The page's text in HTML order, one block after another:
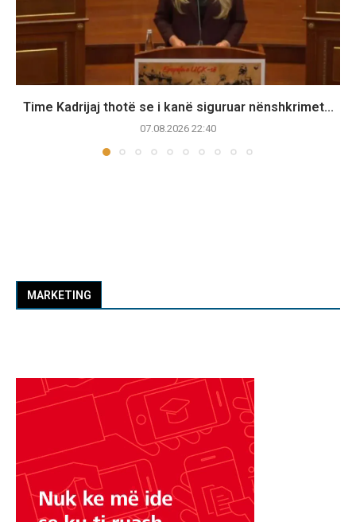
Time Kadrijaj thotë se i kanë siguruar nënshkrimet...
07.08.2026 22:40
MARKETING